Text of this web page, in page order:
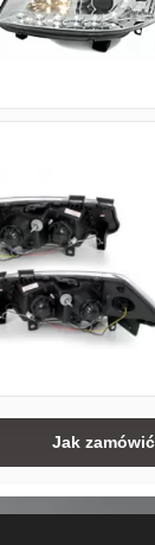
Jak zamówić